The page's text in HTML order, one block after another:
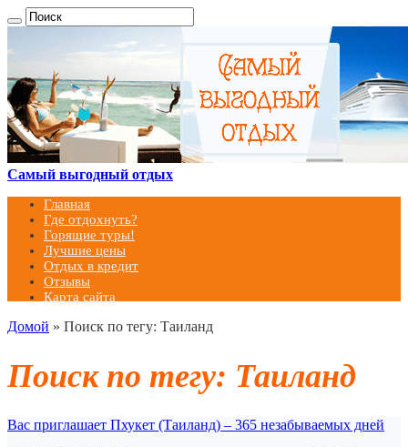
Самый выгодный отдых
Главная
Где отдохнуть?
Горящие туры!
Лучшие цены
Отдых в кредит
Отзывы
Карта сайта
Домой » Поиск по тегу: Таиланд
Поиск по тегу: Таиланд
Вас приглашает Пхукет (Таиланд) – 365 незабываемых дней